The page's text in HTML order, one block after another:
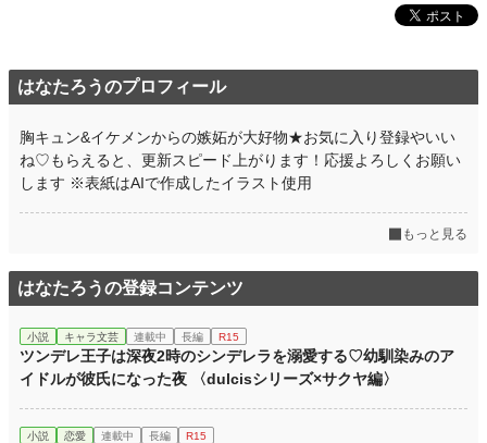
はなたろうのプロフィール
胸キュン&イケメンからの嫉妬が大好物★お気に入り登録やいい
ね♡もらえると、更新スピード上がります！応援よろしくお願い
します ※表紙はAIで作成したイラスト使用
もっと見る
はなたろうの登録コンテンツ
小説 キャラ文芸 連載中 長編 R15
ツンデレ王子は深夜2時のシンデレラを溺愛する♡幼馴染みのア
イドルが彼氏になった夜 〈dulcisシリーズ×サクヤ編〉
小説 恋愛 連載中 長編 R15